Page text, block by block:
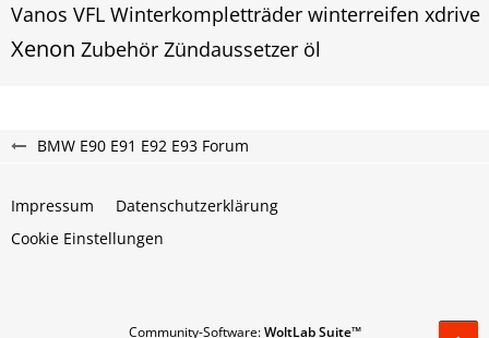
Vanos VFL Winterkompletträder winterreifen xdrive
Xenon Zubehör Zündaussetzer öl
BMW E90 E91 E92 E93 Forum
Impressum
Datenschutzerklärung
Cookie Einstellungen
Community-Software:WoltLab Suite™